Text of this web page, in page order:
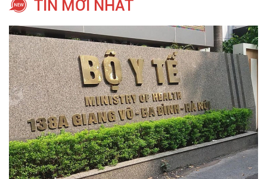
TIN MỚI NHẤT